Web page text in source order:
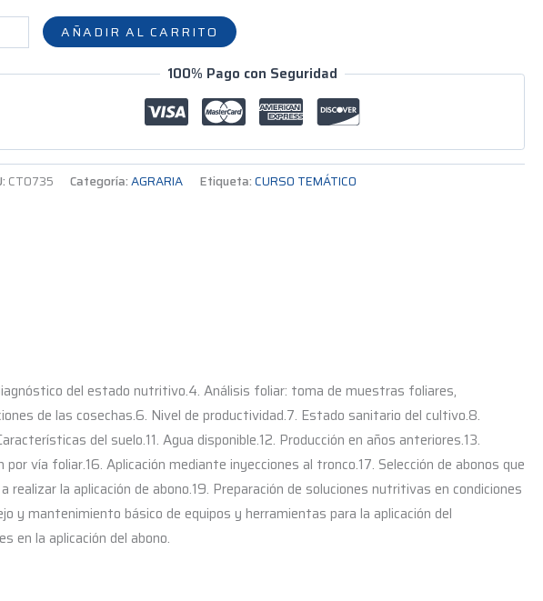
AÑADIR AL CARRITO
100% Pago con Seguridad
CT0735 Categoría:AGRARIA Etiqueta:CURSO TEMÁTICO
del estado nutritivo.4. Análisis foliar: toma de muestras foliares,
de las cosechas.6. Nivel de productividad.7. Estado sanitario del cultivo.8.
del suelo.11. Agua disponible.12. Producción en años anteriores.13.
vía foliar.16. Aplicación mediante inyecciones al tronco.17. Selección de abonos que
la aplicación de abono.19. Preparación de soluciones nutritivas en condiciones
y mantenimiento básico de equipos y herramientas para la aplicación del
en la aplicación del abono.